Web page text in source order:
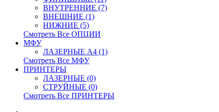
ВНУТРЕННИЕ (7)
ВНЕШНИЕ (1)
НИЖНИЕ (5)
Смотреть Все ОПЦИИ
МФУ
ЛАЗЕРНЫЕ A4 (1)
Смотреть Все МФУ
ПРИНТЕРЫ
ЛАЗЕРНЫЕ (0)
СТРУЙНЫЕ (0)
Смотреть Все ПРИНТЕРЫ